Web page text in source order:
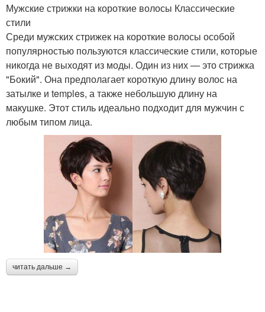
Мужские стрижки на короткие волосы Классические
стили
Среди мужских стрижек на короткие волосы особой
популярностью пользуются классические стили, которые
никогда не выходят из моды. Один из них — это стрижка
"Бокий". Она предполагает короткую длину волос на
затылке и temples, а также небольшую длину на
макушке. Этот стиль идеально подходит для мужчин с
любым типом лица.
читать дальше →